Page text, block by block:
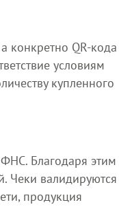
конкретно QR-кода
условиям
купленного
Благодаря этим
Чеки валидируются
продукция